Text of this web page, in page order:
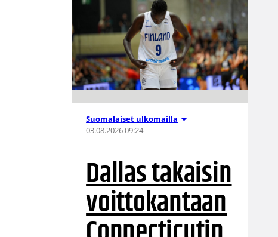
Suomalaiset ulkomailla
03.08.2026 09:24
Dallas takaisin
voittokantaan